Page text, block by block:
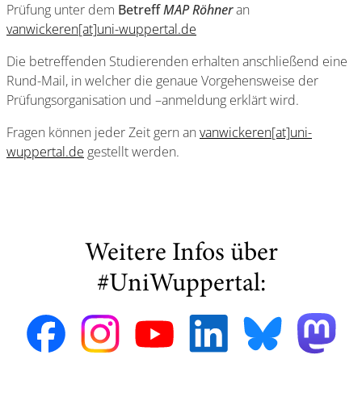
Prüfung unter dem BetreffMAP Röhneran
vanwickeren[at]uni-wuppertal.de
Die betreffenden Studierenden erhalten anschließend eine
Rund-Mail, in welcher die genaue Vorgehensweise der
Prüfungsorganisation und –anmeldung erklärt wird.
Fragen können jeder Zeit gern an vanwickeren[at]uni-
wuppertal.de gestellt werden.
Weitere Infos über
#UniWuppertal: